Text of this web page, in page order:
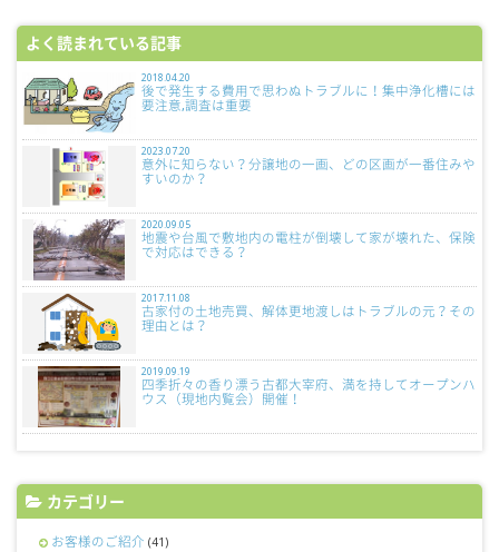
よく読まれている記事
2018.04.20
後で発生する費用で思わぬトラブルに！集中浄化槽には
要注意,調査は重要
2023.07.20
意外に知らない？分譲地の一画、どの区画が一番住みや
すいのか？
2020.09.05
地震や台風で敷地内の電柱が倒壊して家が壊れた、保険
で対応はできる？
2017.11.08
古家付の土地売買、解体更地渡しはトラブルの元？その
理由とは？
2019.09.19
四季折々の香り漂う古都大宰府、満を持してオープンハ
ウス（現地内覧会）開催！
カテゴリー
お客様のご紹介 (41)